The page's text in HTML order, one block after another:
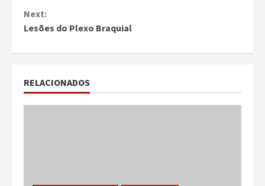
Next:
Lesões do Plexo Braquial
RELACIONADOS